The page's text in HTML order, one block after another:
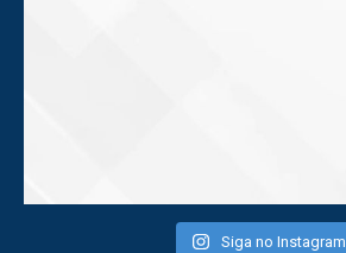
Siga no Instagram